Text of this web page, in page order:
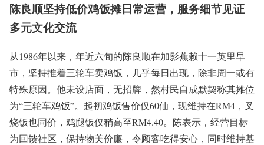
陈良顺坚持低价鸡饭摊日常运营，服务细节见证
多元文化交流
从1986年以来，年近六旬的陈良顺在加影蕉赖十一英里早
市，坚持推着三轮车卖鸡饭，几乎每日出现，除非周一或有
特殊原因。他未设店面，无招牌，然村民自成默契称其摊位
为“三轮车鸡饭”。起初鸡饭售价仅60仙，现维持在RM4，叉
烧饭也同价，鸡腿饭仅稍高至RM4.40。陈表示，经营目标
为回馈社区，保持物美价廉，令顾客吃得安心，同时维持基